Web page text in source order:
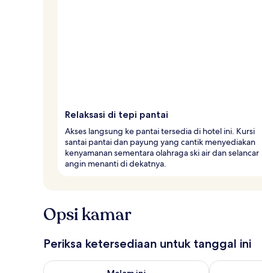
Relaksasi di tepi pantai
Akses langsung ke pantai tersedia di hotel ini. Kursi
santai pantai dan payung yang cantik menyediakan
kenyamanan sementara olahraga ski air dan selancar
angin menanti di dekatnya.
Opsi kamar
Periksa ketersediaan untuk tanggal ini
Periksa ketersediaan untuk malam ini Agu 8 - Agu 9
Periksa